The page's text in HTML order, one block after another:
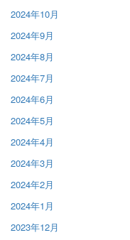
2024年10月
2024年9月
2024年8月
2024年7月
2024年6月
2024年5月
2024年4月
2024年3月
2024年2月
2024年1月
2023年12月